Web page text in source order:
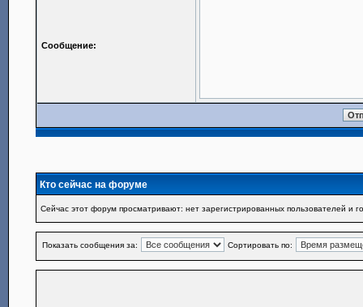
Сообщение:
Кто сейчас на форуме
Сейчас этот форум просматривают: нет зарегистрированных пользователей и
Показать сообщения за: Сортировать по: